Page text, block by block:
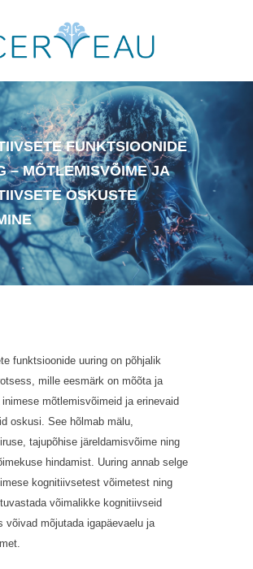
FUNKTSIOONIDE
– MÕTLEMISVÕIME JA
OSKUSTE
funktsioonide uuring on põhjalik
mille eesmärk on mõõta ja
mõtlemisvõimeid ja erinevaid
oskusi. See hõlmab mälu,
tajupõhise järeldamisvõime ning
hindamist. Uuring annab selge
kognitiivsetest võimetest ning
võimalikke kognitiivseid
võivad mõjutada igapäevaelu ja